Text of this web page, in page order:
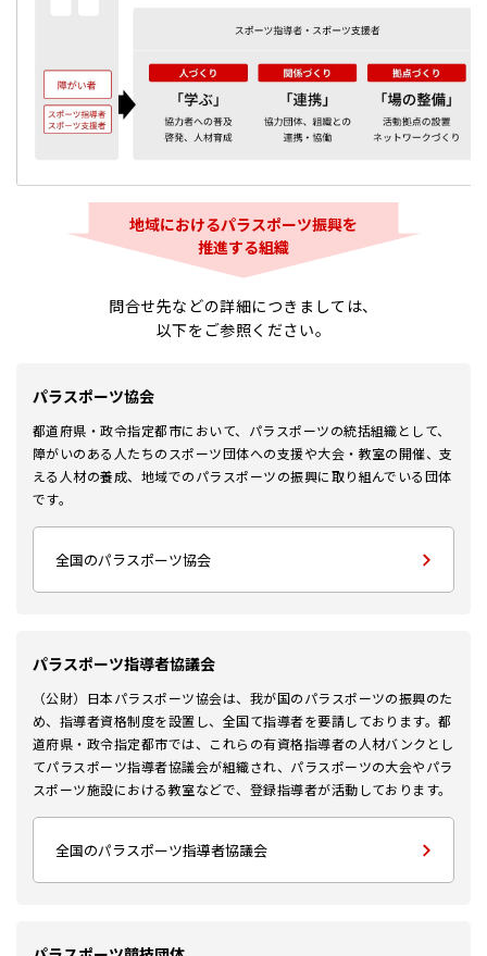
地域におけるパラスポーツ振興を
推進する組織
問合せ先などの詳細につきましては、
以下をご参照ください。
パラスポーツ協会
都道府県・政令指定都市において、パラスポーツの統括組織として、
障がいのある人たちのスポーツ団体への支援や大会・教室の開催、支
える人材の養成、地域でのパラスポーツの振興に取り組んでいる団体
です。
全国のパラスポーツ協会
パラスポーツ指導者協議会
（公財）日本パラスポーツ協会は、我が国のパラスポーツの振興のた
め、指導者資格制度を設置し、全国て指導者を要請しております。都
道府県・政令指定都市では、これらの有資格指導者の人材バンクとし
てパラスポーツ指導者協議会が組織され、パラスポーツの大会やパラ
スポーツ施設における教室などで、登録指導者が活動しております。
全国のパラスポーツ指導者協議会